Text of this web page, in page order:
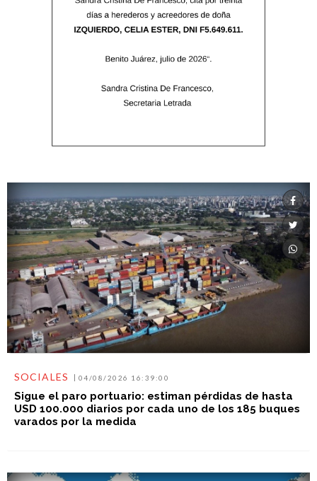
SOCIALES 04/08/2026 16:39:00
Sigue el paro portuario: estiman pérdidas de hasta
USD 100.000 diarios por cada uno de los 185 buques
varados por la medida